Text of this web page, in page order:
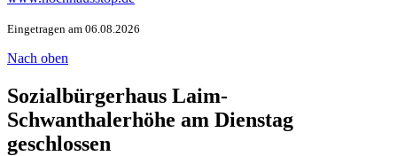
Eingetragen am 06.08.2026
Nach oben
Sozialbürgerhaus Laim-
Schwanthalerhöhe am Dienstag
geschlossen